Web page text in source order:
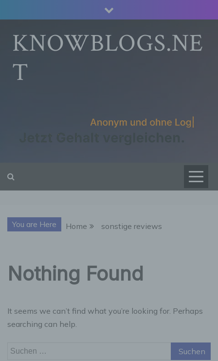
to
contentKNOWBLOGS.NE
T
You are Here Home sonstige reviews
Nothing Found
It seems we can’t find what you’re looking for. Perhaps
searching can help.
Suchen